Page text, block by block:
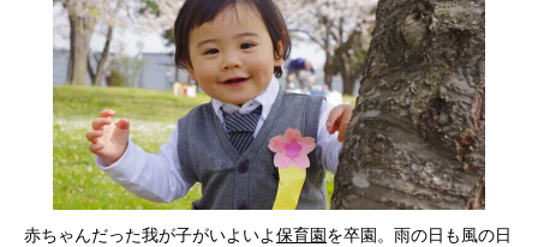
赤ちゃんだった我が子がいよいよ保育園を卒園。雨の日も風の日